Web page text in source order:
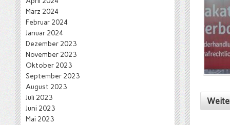
März 2024
Februar 2024
Januar 2024
Dezember 2023
November 2023
Oktober 2023
September 2023
August 2023
Juli 2023
Juni 2023
Mai 2023